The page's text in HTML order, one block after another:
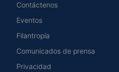
Contáctenos
Eventos
Filantropía
Comunicados de prensa
Privacidad